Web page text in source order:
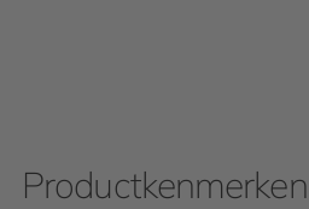
Productkenmerken